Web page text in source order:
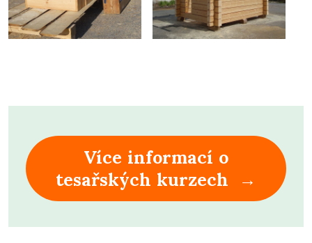
Více informací o
tesařských kurzech →